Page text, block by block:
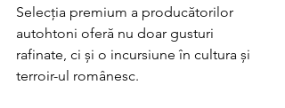
Selecția premium a producătorilor
autohtoni oferă nu doar gusturi
rafinate, ci și o incursiune în cultura și
terroir-ul românesc.